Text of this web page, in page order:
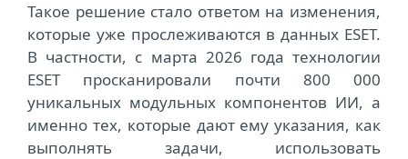
Такое решение стало ответом на изменения,
которые уже прослеживаются в данных ESET.
В частности, с марта 2026 года технологии
ESET просканировали почти 800 000
уникальных модульных компонентов ИИ, а
именно тех, которые дают ему указания, как
выполнять задачи, использовать